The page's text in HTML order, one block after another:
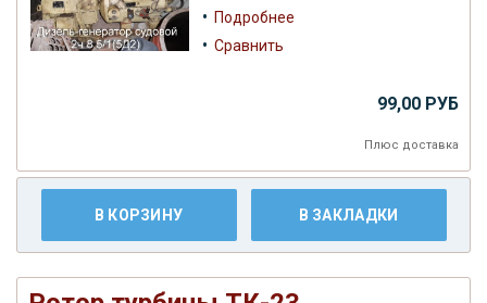
• Подробнее
• Сравнить
99,00 РУБ
Плюс доставка
В КОРЗИНУ В ЗАКЛАДКИ